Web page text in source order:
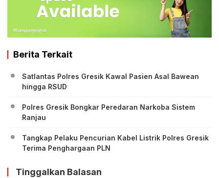
Berita Terkait
Satlantas Polres Gresik Kawal Pasien Asal Bawean
hingga RSUD
Polres Gresik Bongkar Peredaran Narkoba Sistem
Ranjau
Tangkap Pelaku Pencurian Kabel Listrik Polres Gresik
Terima Penghargaan PLN
Tinggalkan Balasan